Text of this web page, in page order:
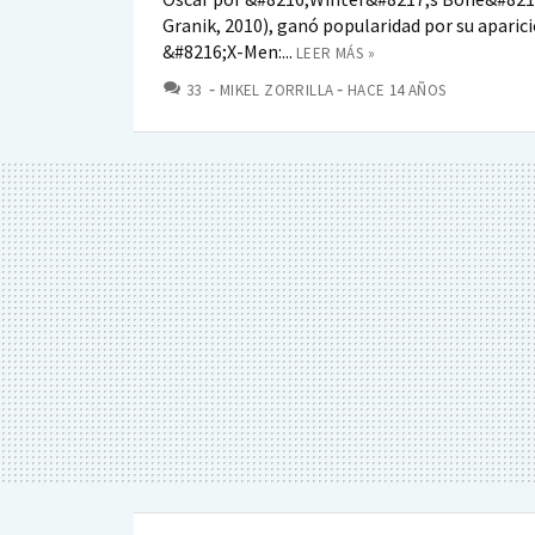
Granik, 2010), ganó popularidad por su
&#8216;X-Men:... LEER MÁS »
33 COMENTARIOS
MIKEL ZORRILLA HACE 14 AÑOS